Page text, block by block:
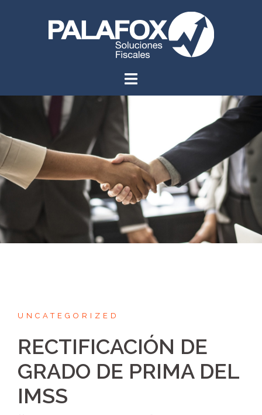
UNCATEGORIZED
RECTIFICACIÓN DE
GRADO DE PRIMA DEL
IMSS